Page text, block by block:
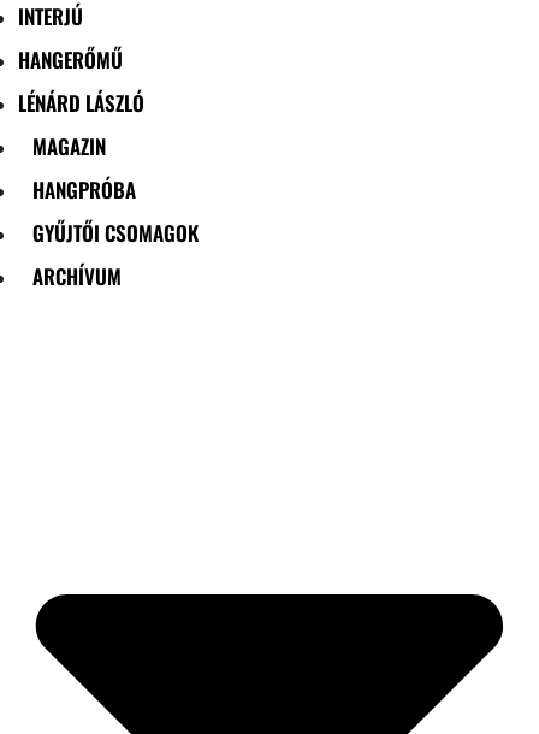
INTERJÚ
HANGERŐMŰ
LÉNÁRD LÁSZLÓ
MAGAZIN
HANGPRÓBA
GYŰJTŐI CSOMAGOK
ARCHÍVUM